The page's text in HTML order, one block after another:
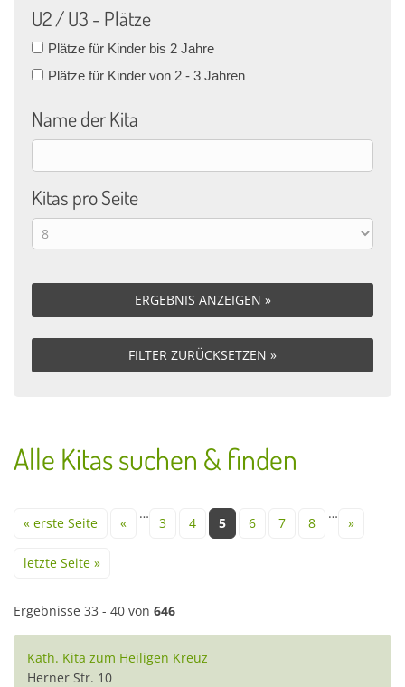
U2 / U3 - Plätze
Plätze für Kinder bis 2 Jahre
Plätze für Kinder von 2 - 3 Jahren
Name der Kita
Kitas pro Seite
Alle Kitas suchen & finden
Seiten
« erste Seite «
…
3 4 5 6 7 8
…
»
letzte Seite »
Ergebnisse 33 - 40 von 646
Kath. Kita zum Heiligen Kreuz
Herner Str. 10